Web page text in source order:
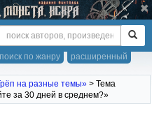
расширенный
поиск по жанру
на разные темы» > Тема
за 30 дней в среднем?»